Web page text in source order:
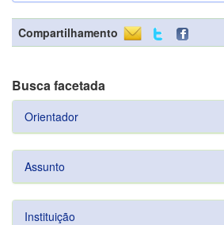
Compartilhamento
Busca facetada
Orientador
Assunto
Instituição